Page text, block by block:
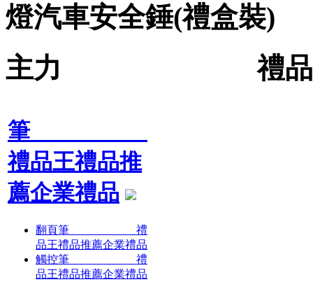
燈汽車安全錘(禮盒裝)
主力 禮品王禮
筆
禮品王禮品推
薦企業禮品
翻頁筆 禮
品王禮品推薦企業禮品
觸控筆 禮
品王禮品推薦企業禮品